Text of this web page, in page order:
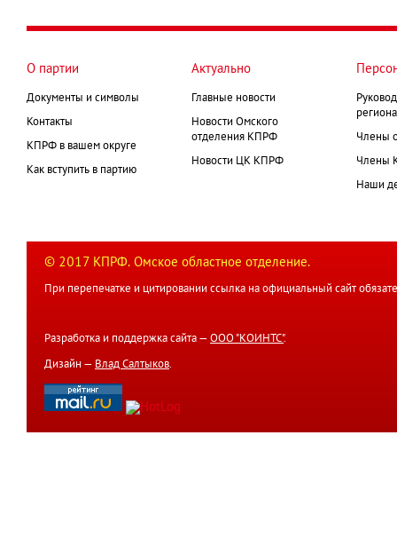
страниц
О партии
Документы и символы
Контакты
КПРФ в вашем округе
Как вступить в партию
Актуально
Главные новости
Новости Омского
отделения КПРФ
Новости ЦК КПРФ
Члены
Члены
Наши
© 2017 КПРФ. Омское областное отделение.
При перепечатке и цитировании ссылка на официальный сайт
Разработка и поддержка сайта — ООО "КОИНТС".
Дизайн — Влад Салтыков.